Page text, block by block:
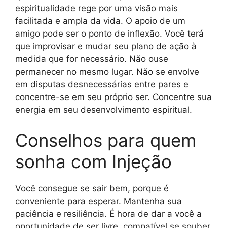
espiritualidade rege por uma visão mais
facilitada e ampla da vida. O apoio de um
amigo pode ser o ponto de inflexão. Você terá
que improvisar e mudar seu plano de ação à
medida que for necessário. Não ouse
permanecer no mesmo lugar. Não se envolve
em disputas desnecessárias entre pares e
concentre-se em seu próprio ser. Concentre sua
energia em seu desenvolvimento espiritual.
Conselhos para quem
sonha com Injeção
Você consegue se sair bem, porque é
conveniente para esperar. Mantenha sua
paciência e resiliência. É hora de dar a você a